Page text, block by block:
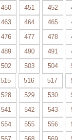
450 451 452
463 464 465
476 477 478
489 490 491
502 503 504
515 516 517
528 529 530
541 542 543
554 555 556